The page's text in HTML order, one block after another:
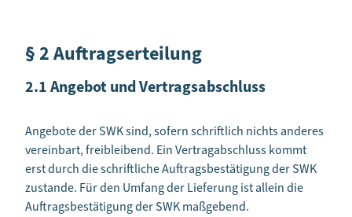
§ 2 Auftragserteilung
2.1 Angebot und Vertragsabschluss
Angebote der SWK sind, sofern schriftlich nichts anderes
vereinbart, freibleibend. Ein Vertragabschluss kommt
erst durch die schriftliche Auftragsbestätigung der SWK
zustande. Für den Umfang der Lieferung ist allein die
Auftragsbestätigung der SWK maßgebend.